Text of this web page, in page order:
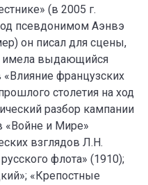
(в 2005 г.
псевдонимом Аэнвэ
он писал для сцены,
имела выдающийся
«Влияние французских
столетия на ход
разбор кампании
«Войне и Мире»
взглядов Л.Н.
флота» (1910);
«Крепостные